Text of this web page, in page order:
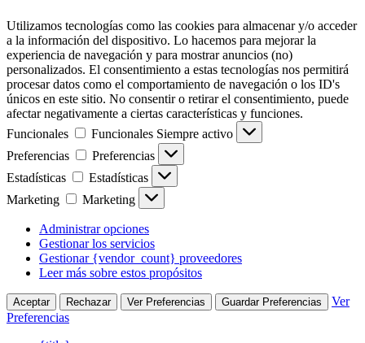
Utilizamos tecnologías como las cookies para almacenar y/o acceder
a la información del dispositivo. Lo hacemos para mejorar la
experiencia de navegación y para mostrar anuncios (no)
personalizados. El consentimiento a estas tecnologías nos permitirá
procesar datos como el comportamiento de navegación o los ID's
únicos en este sitio. No consentir o retirar el consentimiento, puede
afectar negativamente a ciertas características y funciones.
Funcionales
Funcionales Siempre activo
Preferencias
Preferencias
Estadísticas
Estadísticas
Marketing
Marketing
Administrar opciones
Gestionar los servicios
Gestionar {vendor_count} proveedores
Leer más sobre estos propósitos
Aceptar Rechazar Ver Preferencias Guardar Preferencias
Ver
Preferencias